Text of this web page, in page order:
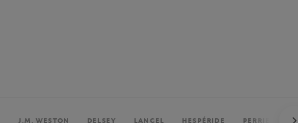
J.M. WESTON DELSEY LANCEL HESPÉRIDE PERRIER